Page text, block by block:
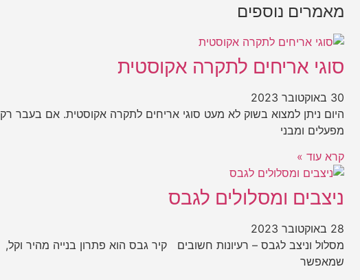
מאמרים נוספים
סוגי אריחים לתקרה אקוסטית
30 באוקטובר 2023
היום ניתן למצוא בשוק לא מעט סוגי אריחים לתקרה אקוסטית. אם בעבר רק
מפעלים ומבני
קרא עוד »
ניצבים ומסלולים לגבס
28 באוקטובר 2023
מסלול וניצב לגבס – רעיונות חשובים קיר גבס הוא פתרון בנייה מהיר וקל,
שמאפשר